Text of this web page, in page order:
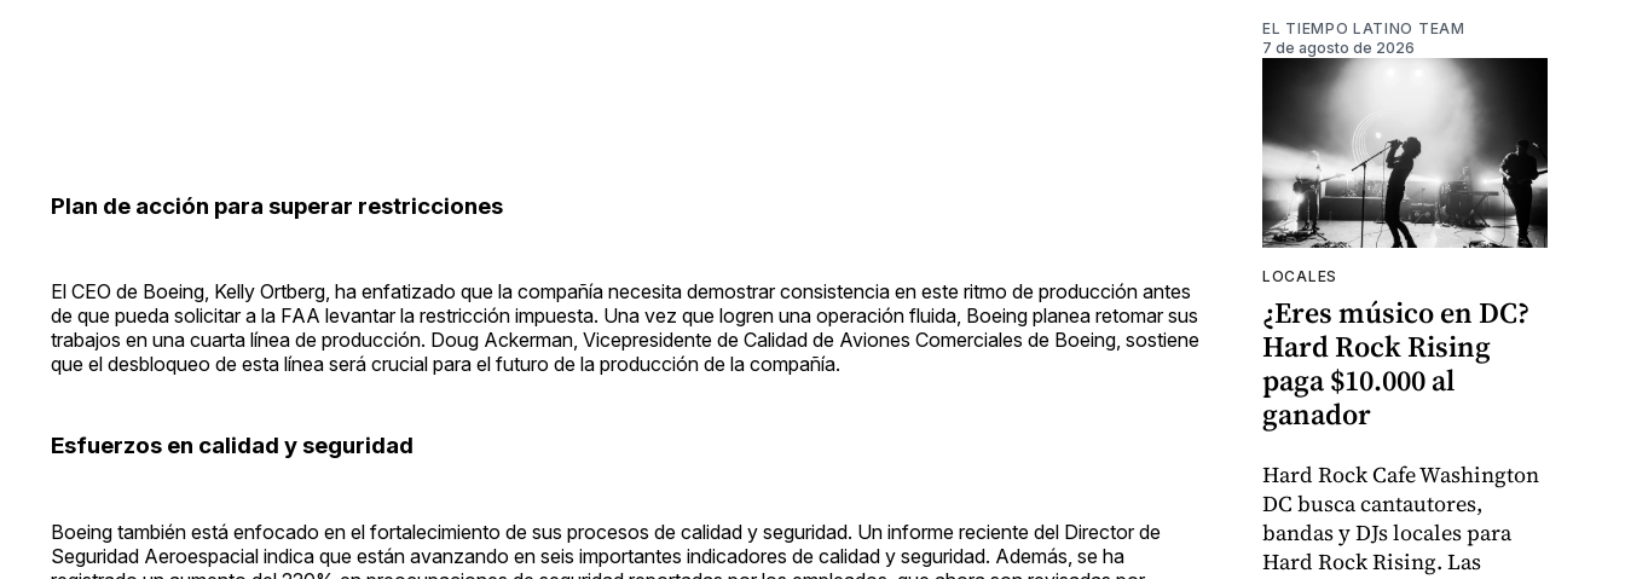
Plan de acción para superar restricciones
El CEO de Boeing, Kelly Ortberg, ha enfatizado que la compañía necesita demostrar consistencia en este ritmo de producción antes
de que pueda solicitar a la FAA levantar la restricción impuesta. Una vez que logren una operación fluida, Boeing planea retomar sus
trabajos en una cuarta línea de producción. Doug Ackerman, Vicepresidente de Calidad de Aviones Comerciales de Boeing, sostiene
que el desbloqueo de esta línea será crucial para el futuro de la producción de la compañía.
Esfuerzos en calidad y seguridad
Boeing también está enfocado en el fortalecimiento de sus procesos de calidad y seguridad. Un informe reciente del Director de
Seguridad Aeroespacial indica que están avanzando en seis importantes indicadores de calidad y seguridad. Además, se ha
EL TIEMPO LATINO TEAM
7 de agosto de 2026
LOCALES
¿Eres músico en DC?
Hard Rock Rising
paga $10.000 al
ganador
Hard Rock Cafe Washington
DC busca cantautores,
bandas y DJs locales para
Hard Rock Rising. Las